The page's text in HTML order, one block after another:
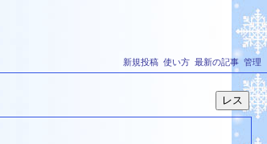
新規投稿 使い方 最新の記事 管理